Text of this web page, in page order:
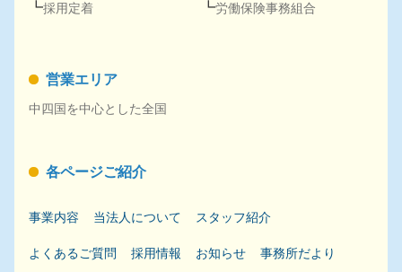
採用定着
労働保険事務組合
営業エリア
中四国を中心とした全国
各ページご紹介
事業内容 当法人について スタッフ紹介
よくあるご質問 採用情報 お知らせ 事務所だより